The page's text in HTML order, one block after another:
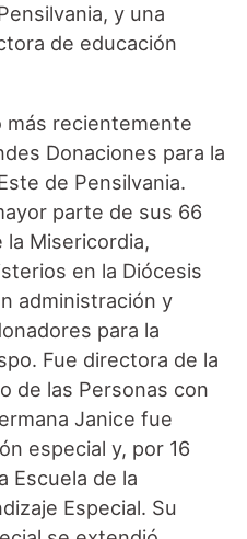
y una
de educación
más recientemente
Donaciones para la
de Pensilvania.
parte de sus 66
la Misericordia,
en la Diócesis
administración y
para la
Fue directora de la
de las Personas con
Janice fue
especial y, por 16
Escuela de la
Especial. Su